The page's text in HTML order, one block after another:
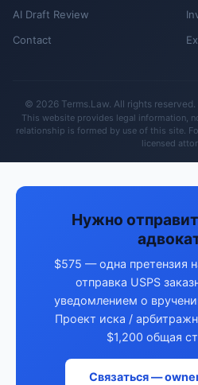
AI Draft Review
Contact
© 2026 Terms.Law. All rights reserved.
This website provides legal information,
relationship is formed by use of this site.
licensed
Нужно
$575 — одна претензия
отправка USPS
уведомлением о
Проект иска /
$1,200 общая
Связаться —